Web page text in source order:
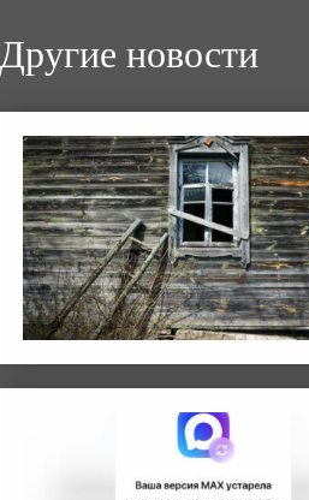
Другие новости